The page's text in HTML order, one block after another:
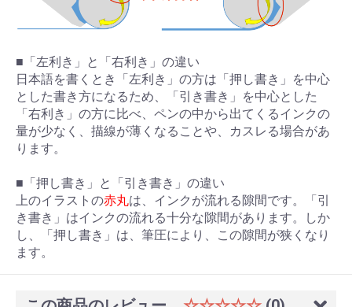
■「左利き」と「右利き」の違い
日本語を書くとき「左利き」の方は「押し書き」を中心
とした書き方になるため、「引き書き」を中心とした
「右利き」の方に比べ、ペンの中から出てくるインクの
量が少なく、描線が薄くなることや、カスレる場合があ
ります。
■「押し書き」と「引き書き」の違い
上のイラストの赤丸は、インクが流れる隙間です。「引
き書き」はインクの流れる十分な隙間があります。しか
し、「押し書き」は、筆圧により、この隙間が狭くなり
ます。